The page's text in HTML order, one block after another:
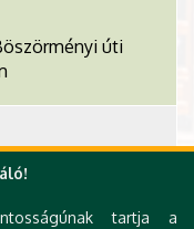
úti
úti
tartja a